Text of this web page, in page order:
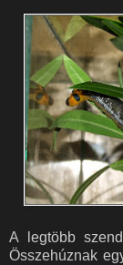
A legtöbb
Összehúznak